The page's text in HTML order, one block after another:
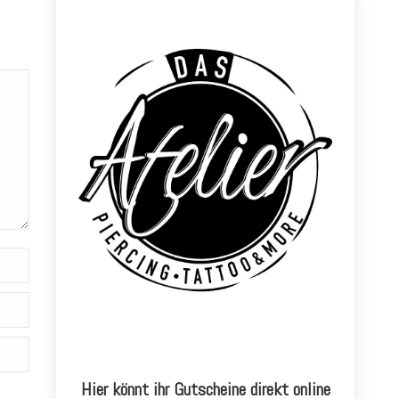
Hier könnt ihr Gutscheine direkt online